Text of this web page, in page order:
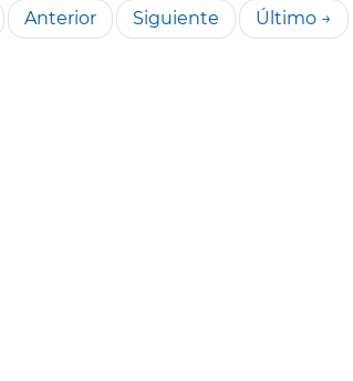
Anterior Siguiente Último →